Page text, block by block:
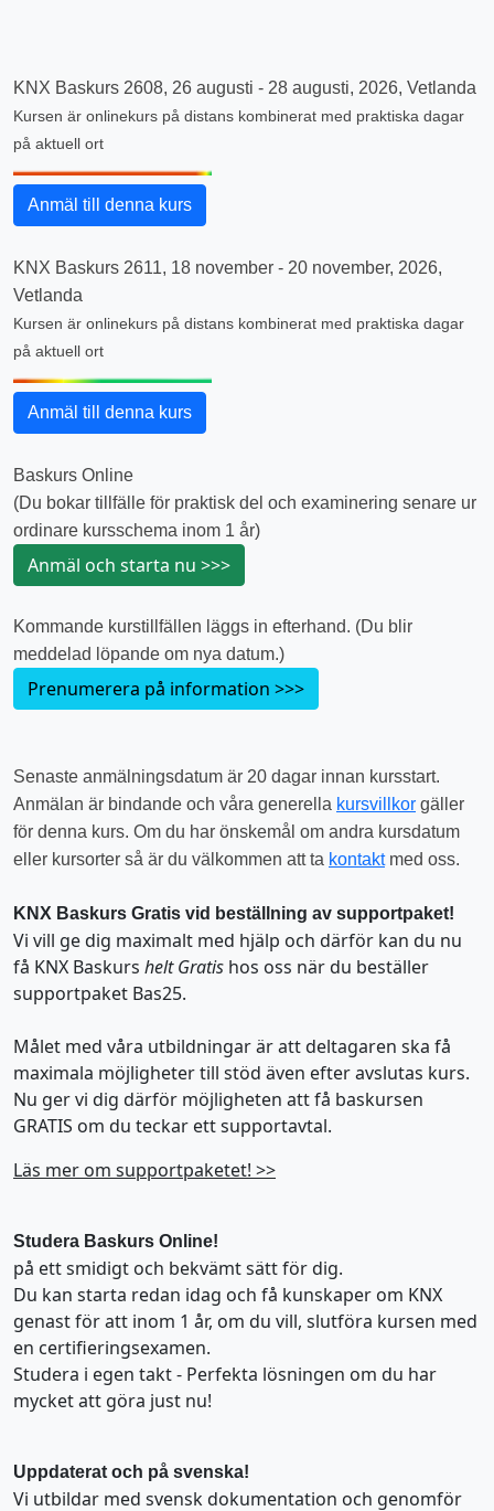
KNX Baskurs 2608, 26 augusti - 28 augusti, 2026, Vetlanda
Kursen är onlinekurs på distans kombinerat med praktiska dagar
på aktuell ort
KNX Baskurs 2611, 18 november - 20 november, 2026,
Vetlanda
Kursen är onlinekurs på distans kombinerat med praktiska dagar
på aktuell ort
Baskurs Online
(Du bokar tillfälle för praktisk del och examinering senare ur
ordinare kursschema inom 1 år)
Kommande kurstillfällen läggs in efterhand. (Du blir
meddelad löpande om nya datum.)
Senaste anmälningsdatum är 20 dagar innan kursstart.
Anmälan är bindande och våra generella kursvillkor gäller
för denna kurs. Om du har önskemål om andra kursdatum
eller kursorter så är du välkommen att ta kontaktmed oss.
KNX Baskurs Gratis vid beställning av supportpaket!
Vi vill ge dig maximalt med hjälp och därför kan du nu
få KNX Baskurs helt Gratis hos oss när du beställer
supportpaket Bas25.
Målet med våra utbildningar är att deltagaren ska få
maximala möjligheter till stöd även efter avslutas kurs.
Nu ger vi dig därför möjligheten att få baskursen
GRATIS om du teckar ett supportavtal.
Läs mer om supportpaketet! >>
Studera Baskurs Online!
på ett smidigt och bekvämt sätt för dig.
Du kan starta redan idag och få kunskaper om KNX
genast för att inom 1 år, om du vill, slutföra kursen med
en certifieringsexamen.
Studera i egen takt - Perfekta lösningen om du har
mycket att göra just nu!
Uppdaterat och på svenska!
Vi utbildar med svensk dokumentation och genomför